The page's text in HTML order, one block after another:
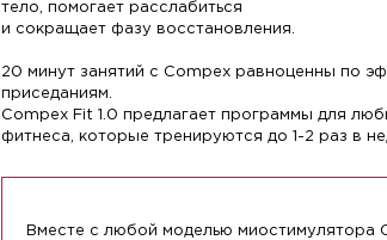
тело, помогает расслабиться
и сокращает фазу восстановления.
20 минут занятий с Compex равноценны по
приседаниям.
Compex Fit 1.0 предлагает программы для
фитнеса, которые тренируются до 1-2 раз в
Вместе с любой моделью миостимулятора